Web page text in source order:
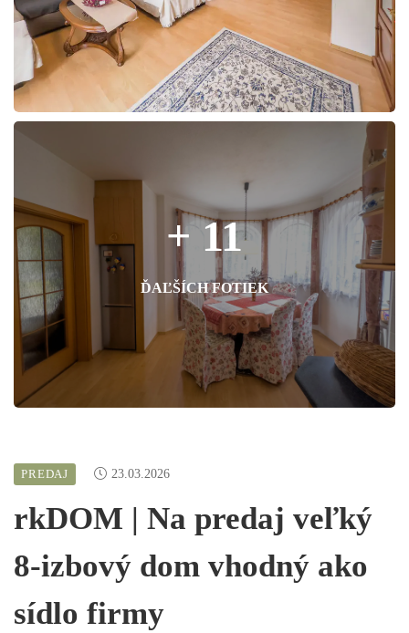
+ 11
ĎAĽŠÍCH FOTIEK
PREDAJ 23.03.2026
rkDOM | Na predaj veľký
8-izbový dom vhodný ako
sídlo firmy